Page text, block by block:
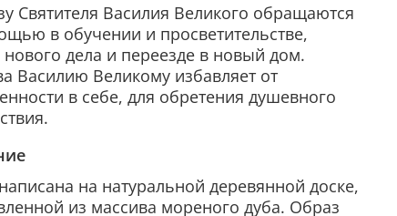
Святителя Василия Великого обращаются
в обучении и просветительстве,
нового дела и переезде в новый дом.
Василию Великому избавляет от
в себе, для обретения душевного
на натуральной деревянной доске,
из массива мореного дуба. Образ